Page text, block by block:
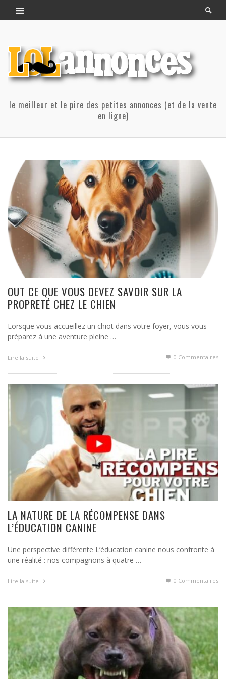
le meilleur et le pire des petites annonces (et de la vente
en ligne)
OUT CE QUE VOUS DEVEZ SAVOIR SUR LA
PROPRETÉ CHEZ LE CHIEN
Lorsque vous accueillez un chiot dans votre foyer, vous vous
préparez à une aventure pleine …
Lire la suite 0 Commentaires
LA NATURE DE LA RÉCOMPENSE DANS
L’ÉDUCATION CANINE
Une perspective différente L’éducation canine nous confronte à
une réalité : nos compagnons à quatre …
Lire la suite 0 Commentaires